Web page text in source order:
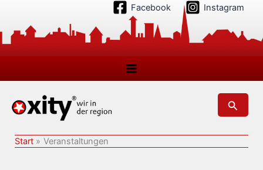
springen
Facebook Instagram
Suchen
Start Veranstaltungen